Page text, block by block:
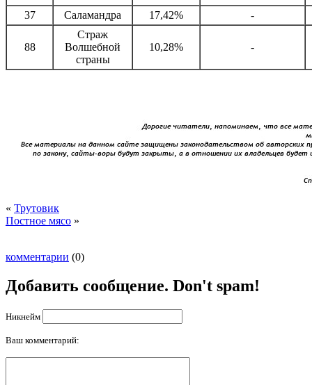
37
Саламандра 17,42% -
88
Страж
Волшебной
страны
10,28% -
« Трутовик
Постное мясо »
комментарии (0)
Добавить сообщение. Don't spam!
Никнейм
Ваш комментарий: